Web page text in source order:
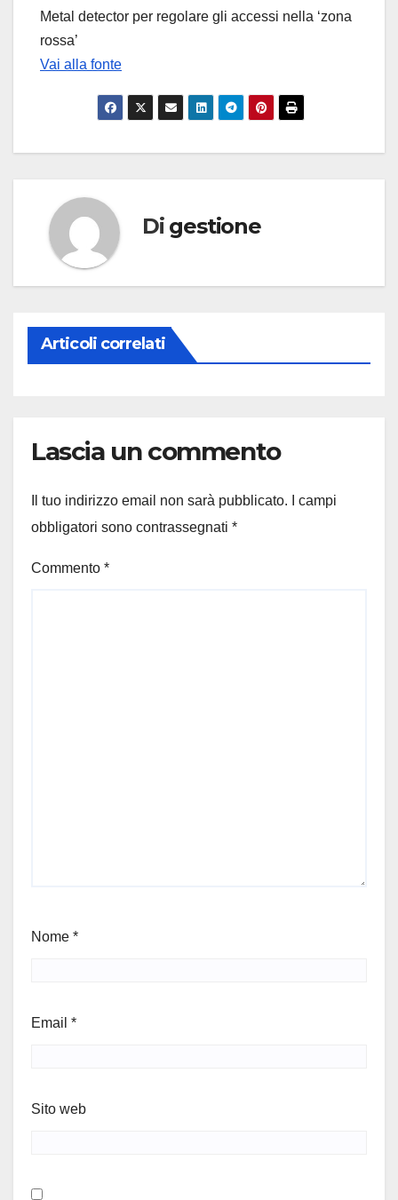
Metal detector per regolare gli accessi nella ‘zona
rossa’
Vai alla fonte
Di gestione
Articoli correlati
Lascia un commento
Il tuo indirizzo email non sarà pubblicato.
I campi
obbligatori sono contrassegnati *
Commento *
Nome *
Email *
Sito web